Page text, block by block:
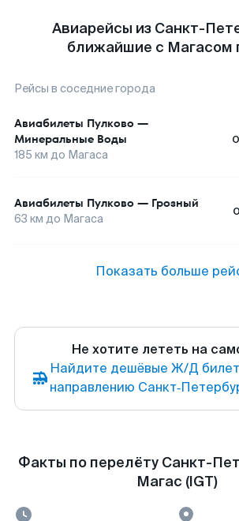
Авиарейсы из Санкт-
ближайшие с Магасом
Рейсы в соседние города
Авиабилеты Пулково —
Минеральные Воды
185 км до Магаса
Авиабилеты Пулково — Грозный
63 км до Магаса
Показать больше
Не хотите лететь на
Найдите дешёвые Ж/Д
направлению
Факты по перелёту Санкт-
Магас (IGT)